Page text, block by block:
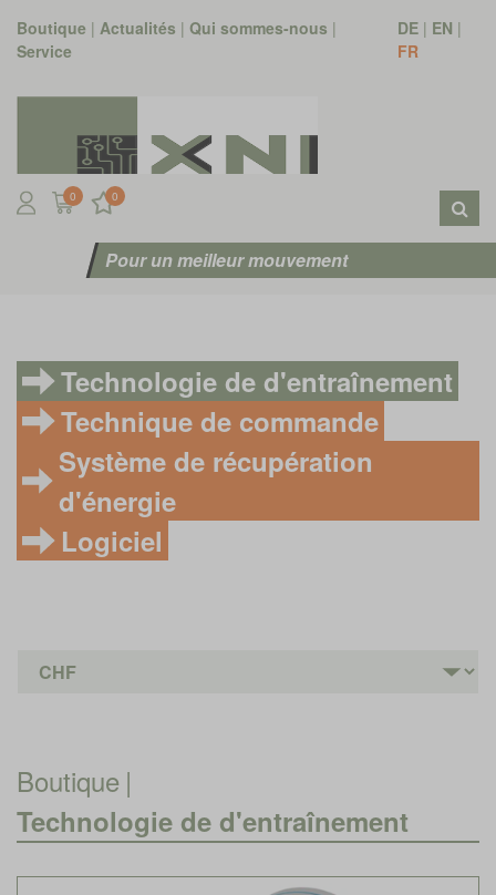
Boutique | Actualités | Qui sommes-nous |
Service
DE| EN |
FR
0 0
Pour un meilleur mouvement
Technologie de d'entraînement
Technique de commande
Système de récupération
d'énergie
Logiciel
Boutique |
Technologie de d'entraînement